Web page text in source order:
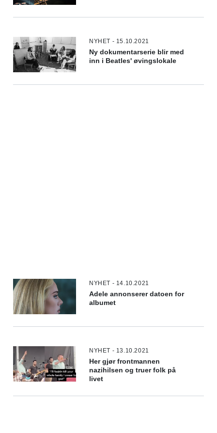
NYHET - 15.10.2021
Ny dokumentarserie blir med
inn i Beatles' øvingslokale
NYHET - 14.10.2021
Adele annonserer datoen for
albumet
NYHET - 13.10.2021
Her gjør frontmannen
nazihilsen og truer folk på
livet